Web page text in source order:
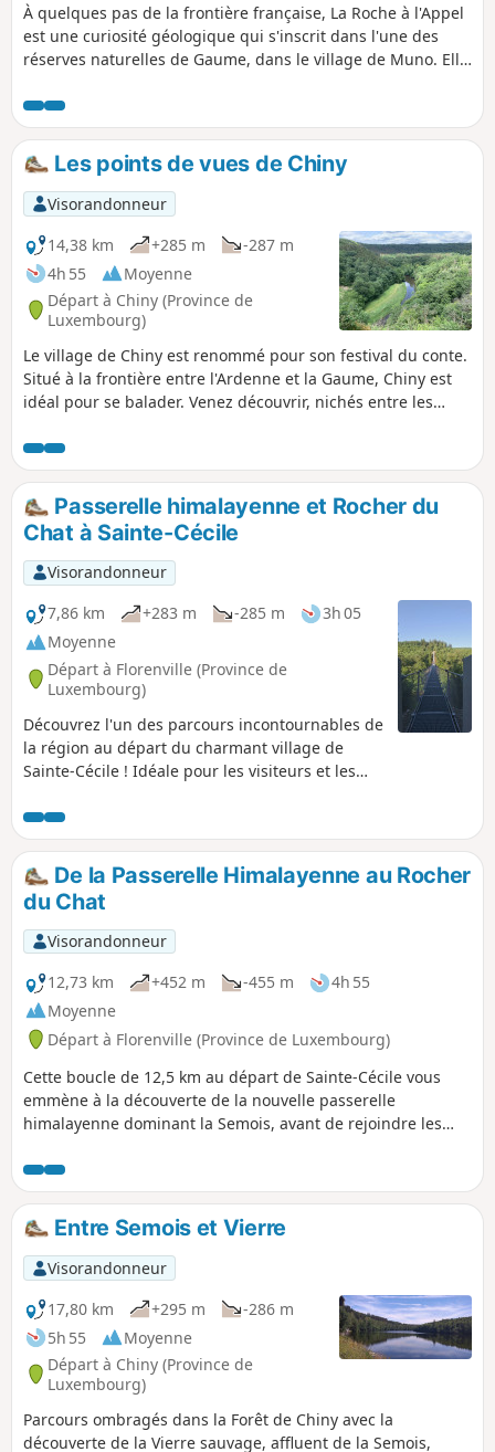
À quelques pas de la frontière française, La Roche à l'Appel
est une curiosité géologique qui s'inscrit dans l'une des
réserves naturelles de Gaume, dans le village de Muno. Elle
d'énormes blocs de poudingue de Fépin.
Les points de vues de Chiny
Visorandonneur
14,38 km
+285 m
-287 m
4h 55
Moyenne
Départ à Chiny (Province de
Luxembourg)
Le village de Chiny est renommé pour son festival du conte.
Situé à la frontière entre l'Ardenne et la Gaume, Chiny est
idéal pour se balader. Venez découvrir, nichés entre les
Parcours remanié
Passerelle himalayenne et Rocher du
Chat à Sainte-Cécile
Visorandonneur
7,86 km
+283 m -285 m
3h 05
Moyenne
Départ à Florenville (Province de
Luxembourg)
Découvrez l'un des parcours incontournables de
la région au départ du charmant village de
Sainte-Cécile ! Idéale pour les visiteurs et les
boucle démarre au début de la Rue de la Belle
Hôtesse. Dès le départ, vous emprunterez la
célèbre passerelle himalayenne de Sainte-
Cécile. Suspendue au-dessus de la Semois, elle
offre des sensations uniques à 30 mètres de
hauteur. Le sentier s'enfonce ensuite dans la
magnifique forêt gaumaise pour une boucle
rythmée et accessible. Vous grimperez jusqu'au
célèbre Rocher du Chat, un belvédère rocheux
spectaculaire qui offre une vue imprenable sur
la vallée. Après en avoir pris plein les yeux, le
retour se fait tranquillement par les bois, avant
de franchir à nouveau la passerelle pour
rejoindre le village. Une balade touristique
De la Passerelle Himalayenne au Rocher
du Chat
Visorandonneur
12,73 km
+452 m -455 m
4h 55
Moyenne
Départ à Florenville (Province de Luxembourg)
Cette boucle de 12,5 km au départ de Sainte-Cécile vous
emmène à la découverte de la nouvelle passerelle
himalayenne dominant la Semois, avant de rejoindre les
points de vue jalonnent le parcours : le Castelain, la Vanne
des Moines et le spectaculaire Rocher du Chat. Le retour
emprunte un superbe sentier mousseux avant de passer
sous la passerelle puis de la franchir une seconde fois. Une
randonnée très variée qui alterne forêts, panoramas,
rochers et rivière.
Entre Semois et Vierre
Visorandonneur
17,80 km
+295 m
-286 m
5h 55
Moyenne
Départ à Chiny (Province de
Luxembourg)
Parcours ombragés dans la Forêt de Chiny avec la
découverte de la Vierre sauvage, affluent de la Semois,